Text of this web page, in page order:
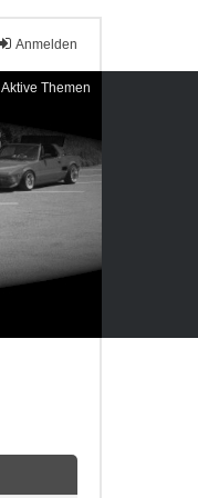
Anmelden
Aktive Themen